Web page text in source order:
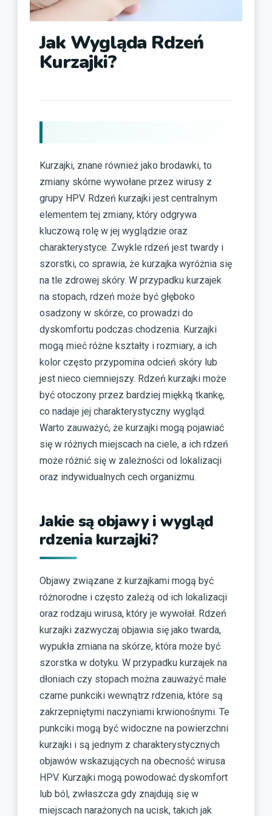
Jak Wygląda Rdzeń
Kurzajki?
Kurzajki, znane również jako brodawki, to
zmiany skórne wywołane przez wirusy z
grupy HPV. Rdzeń kurzajki jest centralnym
elementem tej zmiany, który odgrywa
kluczową rolę w jej wyglądzie oraz
charakterystyce. Zwykle rdzeń jest twardy i
szorstki, co sprawia, że kurzajka wyróżnia się
na tle zdrowej skóry. W przypadku kurzajek
na stopach, rdzeń może być głęboko
osadzony w skórze, co prowadzi do
dyskomfortu podczas chodzenia. Kurzajki
mogą mieć różne kształty i rozmiary, a ich
kolor często przypomina odcień skóry lub
jest nieco ciemniejszy. Rdzeń kurzajki może
być otoczony przez bardziej miękką tkankę,
co nadaje jej charakterystyczny wygląd.
Warto zauważyć, że kurzajki mogą pojawiać
się w różnych miejscach na ciele, a ich rdzeń
może różnić się w zależności od lokalizacji
oraz indywidualnych cech organizmu.
Jakie są objawy i wygląd
rdzenia kurzajki?
Objawy związane z kurzajkami mogą być
różnorodne i często zależą od ich lokalizacji
oraz rodzaju wirusa, który je wywołał. Rdzeń
kurzajki zazwyczaj objawia się jako twarda,
wypukła zmiana na skórze, która może być
szorstka w dotyku. W przypadku kurzajek na
dłoniach czy stopach można zauważyć małe
czarne punkciki wewnątrz rdzenia, które są
zakrzepniętymi naczyniami krwionośnymi. Te
punkciki mogą być widoczne na powierzchni
kurzajki i są jednym z charakterystycznych
objawów wskazujących na obecność wirusa
HPV. Kurzajki mogą powodować dyskomfort
lub ból, zwłaszcza gdy znajdują się w
miejscach narażonych na ucisk, takich jak